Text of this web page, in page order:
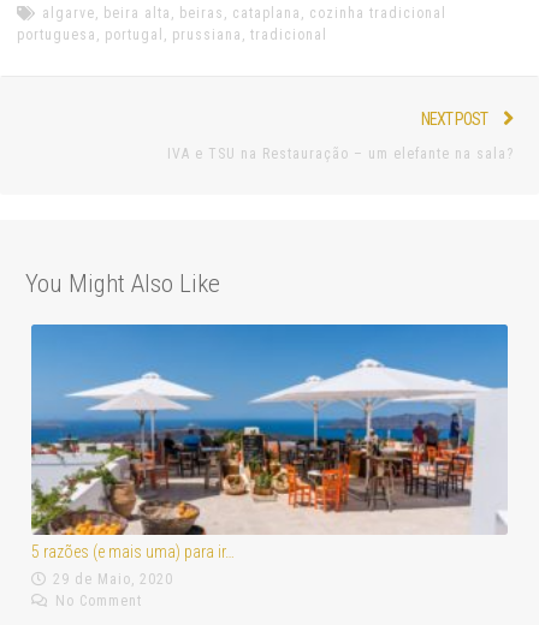
algarve, beira alta , beiras , cataplana , cozinha tradicional
portuguesa , portugal , prussiana , tradicional
NEXT POST
IVA e TSU na Restauração – um elefante na sala?
You Might Also Like
5 razões (e mais uma) para ir…
29 de Maio, 2020
No Comment